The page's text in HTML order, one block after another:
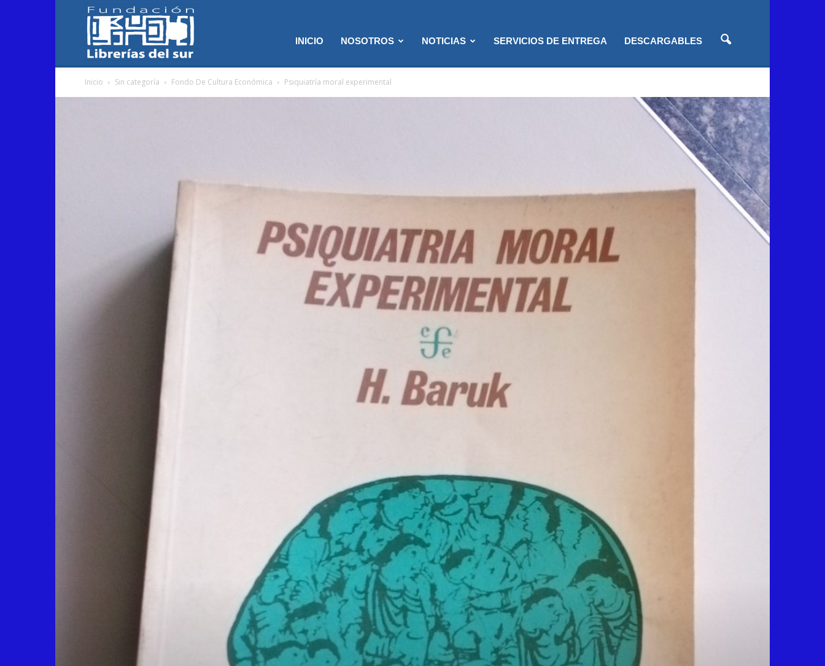
Librerías
INICIO NOSOTROS NOTICIAS SERVICIOS DE ENTREGA DESCARGABLES
Inicio Sin categoría Fondo De Cultura Económica Psiquiatría moral experimental